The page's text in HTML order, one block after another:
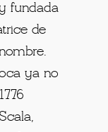
fundada
de
ya no